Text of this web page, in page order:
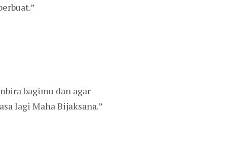
bagimu dan agar
lagi Maha Bijaksana.”